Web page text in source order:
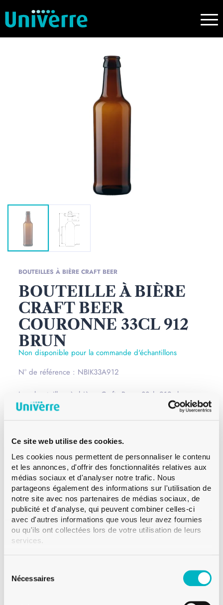
Ce site web utilise des cookies.
Les cookies nous permettent de personnaliser le contenu
et les annonces, d'offrir des fonctionnalités relatives aux
médias sociaux et d'analyser notre trafic. Nous
partageons également des informations sur l'utilisation de
notre site avec nos partenaires de médias sociaux, de
publicité et d'analyse, qui peuvent combiner celles-ci
avec d'autres informations que vous leur avez fournies
ou qu'ils ont collectées lors de votre utilisation de leurs
services.
Nécessaires
BOUTEILLES À BIÈRE CRAFT BEER
BOUTEILLE À BIÈRE
CRAFT BEER
COURONNE 33CL 912
BRUN
Non disponible pour la commande d'échantillons
N° de référence : NBIK33A912
Les bouteilles à bière Craft Beer 33cl 912 brun se
différencient par leur forme spéciale avec des épaules
prononcées et un col court. Les bouteilles à bière Craft
parfaitement votre bière contre les rayons lumineux.Lire
la suite
Bague
Couronne
Couleur
Brun
Contenance
33 cl
Poids